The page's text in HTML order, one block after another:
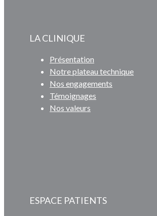
LA CLINIQUE
Présentation
Notre plateau technique
Nos engagements
Témoignages
Nos valeurs
ESPACE PATIENTS